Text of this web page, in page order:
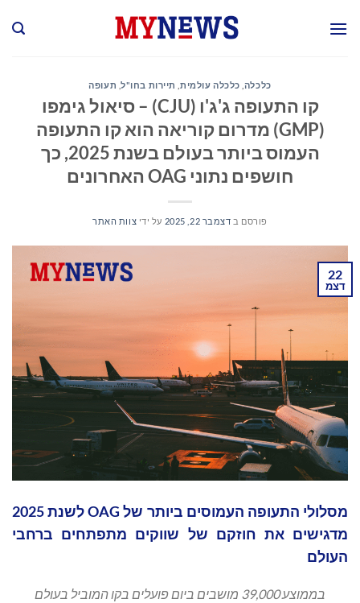
כלכלה כלכלה עולמית, תיירות בחו"ל, תעופה
קו התעופה ג'ג'ו (CJU) – סיאול גימפו
(GMP) מדרום קוריאה הוא קו התעופה
העמוס ביותר בעולם בשנת 2025, כך
חושפים נתוני OAG האחרונים
פורסם ב דצמבר 22, 2025 על ידי צוות האתר
22
דצמ
מסלולי התעופה העמוסים ביותר של OAG לשנת 2025
מדגישים את חוזקם של שווקים מתפתחים ברחבי
העולם
בממוצע 39,000 מושבים ביום פועלים בקו המוביל בעולם